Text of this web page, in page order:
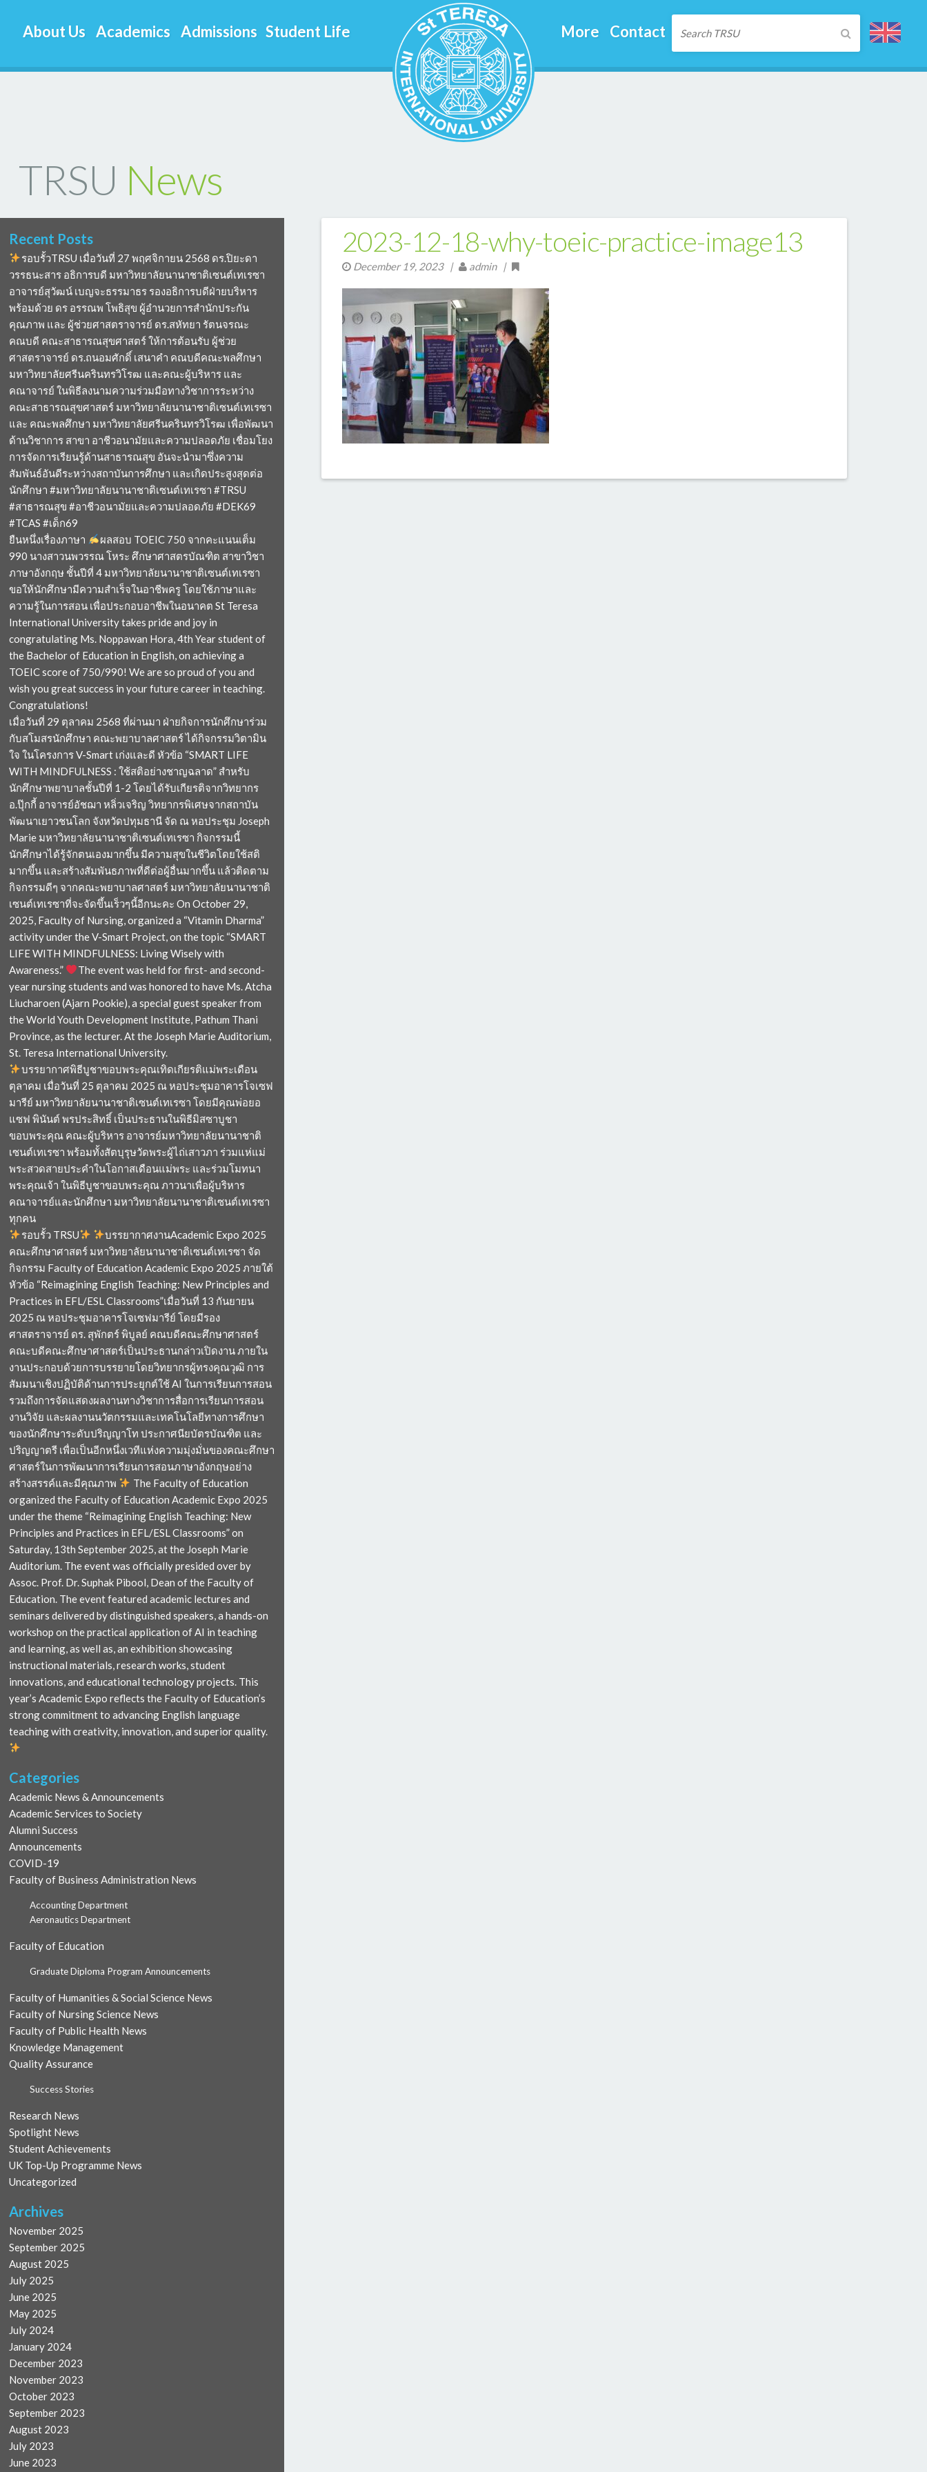
About Us Academics Admissions Student Life More Contact
TRSU News
Recent Posts
รอบรั้วTRSU เมื่อวันที่ 27 พฤศจิกายน 2568 ดร.ปิยะดา
วรรธนะสาร อธิการบดี มหาวิทยาลัยนานาชาติเซนต์เทเรซา
อาจารย์สุวัฒน์ เบญจะธรรมาธร รองอธิการบดีฝ่ายบริหาร
พร้อมด้วย ดร อรรณพ โพธิสุข ผู้อำนวยการสำนักประกัน
คุณภาพ และ ผู้ช่วยศาสตราจารย์ ดร.สหัทยา รัตนจรณะ
คณบดี คณะสาธารณสุขศาสตร์ ให้การต้อนรับ ผู้ช่วย
ศาสตราจารย์ ดร.ถนอมศักดิ์ เสนาคำ คณบดีคณะพลศึกษา
มหาวิทยาลัยศรีนครินทรวิโรฒ และคณะผู้บริหาร และ
คณาจารย์ ในพิธีลงนามความร่วมมือทางวิชาการระหว่าง
คณะสาธารณสุขศาสตร์ มหาวิทยาลัยนานาชาติเซนต์เทเรซา
และ คณะพลศึกษา มหาวิทยาลัยศรีนครินทรวิโรฒ เพื่อพัฒนา
ด้านวิชาการ สาขา อาชีวอนามัยและความปลอดภัย เชื่อมโยง
การจัดการเรียนรู้ด้านสาธารณสุข อันจะนำมาซึ่งความ
สัมพันธ์อันดีระหว่างสถาบันการศึกษา และเกิดประสูงสุดต่อ
นักศึกษา #มหาวิทยาลัยนานาชาติเซนต์เทเรซา #TRSU
#สาธารณสุข #อาชีวอนามัยและความปลอดภัย #DEK69
#TCAS #เด็ก69
ยืนหนึ่งเรื่องภาษา
ผลสอบ TOEIC 750 จากคะแนนเต็ม
990 นางสาวนพวรรณ โหระ ศึกษาศาสตรบัณฑิต สาขาวิชา
ภาษาอังกฤษ ชั้นปีที่ 4 มหาวิทยาลัยนานาชาติเซนต์เทเรซา
ขอให้นักศึกษามีความสำเร็จในอาชีพครู โดยใช้ภาษาและ
ความรู้ในการสอน เพื่อประกอบอาชีพในอนาคต St Teresa
International University takes pride and joy in
congratulating Ms. Noppawan Hora, 4th Year student of
the Bachelor of Education in English, on achieving a
TOEIC score of 750/990! We are so proud of you and
wish you great success in your future career in teaching.
Congratulations!
เมื่อวันที่ 29 ตุลาคม 2568 ที่ผ่านมา ฝ่ายกิจการนักศึกษาร่วม
กับสโมสรนักศึกษา คณะพยาบาลศาสตร์ ได้กิจกรรมวิตามิน
ใจ ในโครงการ V-Smart เก่งและดี หัวข้อ “SMART LIFE
WITH MINDFULNESS : ใช้สติอย่างชาญฉลาด” สำหรับ
นักศึกษาพยาบาลชั้นปีที่ 1-2 โดยได้รับเกียรติจากวิทยากร
อ.ปุ๊กกี้ อาจารย์อัชฌา หลิ่วเจริญ วิทยากรพิเศษจากสถาบัน
พัฒนาเยาวชนโลก จังหวัดปทุมธานี จัด ณ หอประชุม Joseph
Marie มหาวิทยาลัยนานาชาติเซนต์เทเรซา กิจกรรมนี้
นักศึกษาได้รู้จักตนเองมากขึ้น มีความสุขในชีวิตโดยใช้สติ
มากขึ้น และสร้างสัมพันธภาพที่ดีต่อผู้อื่นมากขึ้น แล้วติดตาม
กิจกรรมดีๆ จากคณะพยาบาลศาสตร์ มหาวิทยาลัยนานาชาติ
เซนต์เทเรซาที่จะจัดขึ้นเร็วๆนี้อีกนะคะ On October 29,
2025, Faculty of Nursing, organized a “Vitamin Dharma”
activity under the V-Smart Project, on the topic “SMART
LIFE WITH MINDFULNESS: Living Wisely with
Awareness.”
The event was held for first- and second-
year nursing students and was honored to have Ms. Atcha
Liucharoen (Ajarn Pookie), a special guest speaker from
the World Youth Development Institute, Pathum Thani
Province, as the lecturer. At the Joseph Marie Auditorium,
St. Teresa International University.
บรรยากาศพิธีบูชาขอบพระคุณเทิดเกียรติแม่พระเดือน
ตุลาคม เมื่อวันที่ 25 ตุลาคม 2025 ณ หอประชุมอาคารโจเซฟ
มารีย์ มหาวิทยาลัยนานาชาติเซนต์เทเรซา โดยมีคุณพ่อยอ
แซฟ พินันต์ พรประสิทธิ์ เป็นประธานในพิธีมิสซาบูชา
ขอบพระคุณ คณะผู้บริหาร อาจารย์มหาวิทยาลัยนานาชาติ
เซนต์เทเรซา พร้อมทั้งสัตบุรุษวัดพระผู้ไถ่เสาวภา ร่วมแห่แม่
พระสวดสายประคำในโอกาสเดือนแม่พระ และร่วมโมทนา
พระคุณเจ้า ในพิธีบูชาขอบพระคุณ ภาวนาเพื่อผู้บริหาร
คณาจารย์และนักศึกษา มหาวิทยาลัยนานาชาติเซนต์เทเรซา
ทุกคน
รอบรั้ว TRSU
บรรยากาศงานAcademic Expo 2025
คณะศึกษาศาสตร์ มหาวิทยาลัยนานาชาติเซนต์เทเรซา จัด
กิจกรรม Faculty of Education Academic Expo 2025 ภายใต้
หัวข้อ “Reimagining English Teaching: New Principles and
Practices in EFL/ESL Classrooms”เมื่อวันที่ 13 กันยายน
2025 ณ หอประชุมอาคารโจเซฟมารีย์ โดยมีรอง
ศาสตราจารย์ ดร. สุพักตร์ พิบูลย์ คณบดีคณะศึกษาศาสตร์
คณะบดีคณะศึกษาศาสตร์เป็นประธานกล่าวเปิดงาน ภายใน
งานประกอบด้วยการบรรยายโดยวิทยากรผู้ทรงคุณวุฒิ การ
สัมมนาเชิงปฏิบัติด้านการประยุกต์ใช้ AI ในการเรียนการสอน
รวมถึงการจัดแสดงผลงานทางวิชาการสื่อการเรียนการสอน
งานวิจัย และผลงานนวัตกรรมและเทคโนโลยีทางการศึกษา
ของนักศึกษาระดับปริญญาโท ประกาศนียบัตรบัณฑิต และ
ปริญญาตรี เพื่อเป็นอีกหนึ่งเวทีแห่งความมุ่งมั่นของคณะศึกษา
ศาสตร์ในการพัฒนาการเรียนการสอนภาษาอังกฤษอย่าง
สร้างสรรค์และมีคุณภาพ
The Faculty of Education
organized the Faculty of Education Academic Expo 2025
under the theme “Reimagining English Teaching: New
Principles and Practices in EFL/ESL Classrooms” on
Saturday, 13th September 2025, at the Joseph Marie
Auditorium. The event was officially presided over by
Assoc. Prof. Dr. Suphak Pibool, Dean of the Faculty of
Education. The event featured academic lectures and
seminars delivered by distinguished speakers, a hands-on
workshop on the practical application of AI in teaching
and learning, as well as, an exhibition showcasing
instructional materials, research works, student
innovations, and educational technology projects. This
year’s Academic Expo reflects the Faculty of Education’s
strong commitment to advancing English language
teaching with creativity, innovation, and superior quality.
Categories
Academic News & Announcements
Academic Services to Society
Alumni Success
Announcements
COVID-19
Faculty of Business Administration News
Accounting Department
Aeronautics Department
Faculty of Education
Graduate Diploma Program Announcements
Faculty of Humanities & Social Science News
Faculty of Nursing Science News
Faculty of Public Health News
Knowledge Management
Quality Assurance
Success Stories
Research News
Spotlight News
Student Achievements
UK Top-Up Programme News
Uncategorized
Archives
November 2025
September 2025
August 2025
July 2025
June 2025
May 2025
July 2024
January 2024
December 2023
November 2023
October 2023
September 2023
August 2023
July 2023
June 2023
2023-12-18-why-toeic-practice-image13
December 19, 2023| admin |